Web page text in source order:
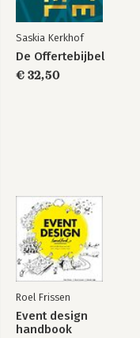
Saskia Kerkhof
De Offertebijbel
€ 32,50
Roel Frissen
Event design
handbook